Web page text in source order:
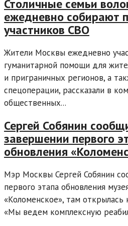
Столичные семьи
ежедневно собирают
участников СВО
Жители Москвы ежедневно
гуманитарной помощи для
и приграничных регионов, а
спецоперации, рассказали в
общественных...
Сергей Собянин
завершении первого
обновления
Мэр Москвы Сергей Собянин
первого этапа обновления
«Коломенское», там открылась
«Мы ведем комплексную